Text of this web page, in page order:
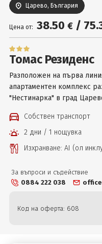
Царево, България
Цена от: 38.50 € / 75
Томас Резиденс
Разположен на първа
апартаментен комплекс
"Нестинарка" в град
Собствен транспорт
2 дни / 1 нощувка
Изхранване: AI (ол
За въпроси и съдействие
0884 222 038
Код на оферта: 608